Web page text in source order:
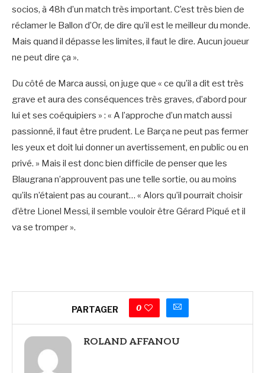
socios, à 48h d’un match très important. C’est très bien de
réclamer le Ballon d’Or, de dire qu’il est le meilleur du monde.
Mais quand il dépasse les limites, il faut le dire. Aucun joueur
ne peut dire ça ».
Du côté de Marca aussi, on juge que « ce qu’il a dit est très
grave et aura des conséquences très graves, d’abord pour
lui et ses coéquipiers » : « A l’approche d’un match aussi
passionné, il faut être prudent. Le Barça ne peut pas fermer
les yeux et doit lui donner un avertissement, en public ou en
privé. » Mais il est donc bien difficile de penser que les
Blaugrana n’approuvent pas une telle sortie, ou au moins
qu’ils n’étaient pas au courant… « Alors qu’il pourrait choisir
d’être Lionel Messi, il semble vouloir être Gérard Piqué et il
va se tromper ».
PARTAGER 0
ROLAND AFFANOU